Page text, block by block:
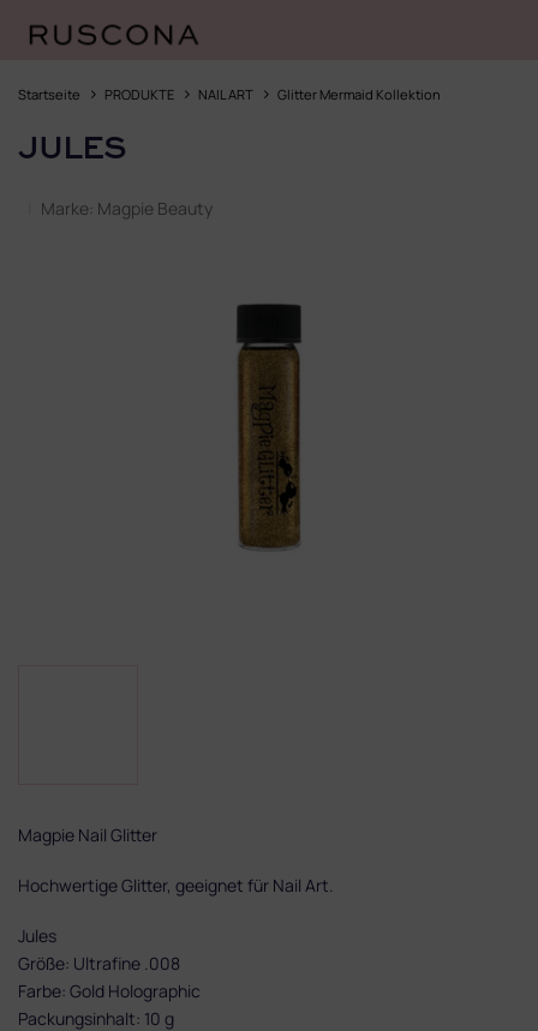
InhaltStartseite PRODUKTE NAIL ART Glitter Mermaid Kollektion
JULES
Marke: Magpie Beauty
Magpie‌ ‌Nail‌ ‌Glitter‌ ‌
Hochwertige‌ ‌Glitter,‌ ‌geeignet‌ ‌für‌ Nail Art.‌ ‌ ‌
Jules
Größe:‌ ‌Ultrafine .008
Farbe:‌ Gold Holographic
Packungsinhalt:‌ 10 ‌g‌ ‌